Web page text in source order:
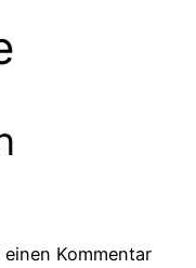
Kommentar